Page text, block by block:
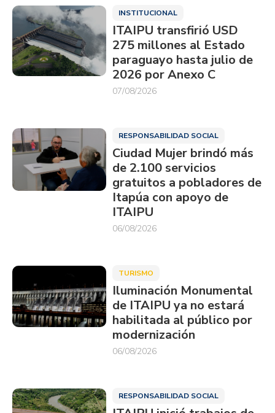
INSTITUCIONAL
ITAIPU transfirió USD
275 millones al Estado
paraguayo hasta julio de
2026 por Anexo C
07/08/2026
RESPONSABILIDAD SOCIAL
Ciudad Mujer brindó más
de 2.100 servicios
gratuitos a pobladores de
Itapúa con apoyo de
ITAIPU
06/08/2026
TURISMO
Iluminación Monumental
de ITAIPU ya no estará
habilitada al público por
modernización
06/08/2026
RESPONSABILIDAD SOCIAL